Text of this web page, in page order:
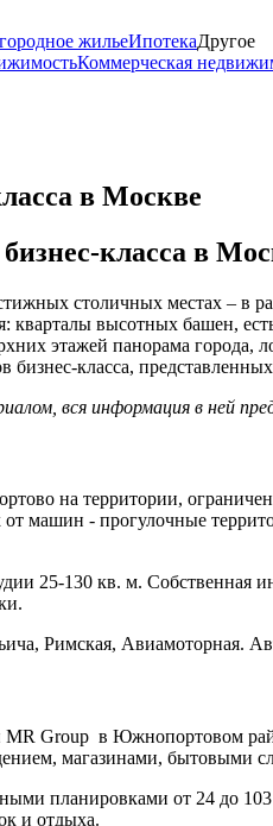
жильеИпотекаДругое
Коммерческая
в Москве
класса в
столичных местах – в
высотных башен,
этажей панорама города,
класса,
вся информация в ней
на территории,
машин - прогулочные
25-130 кв. м.
Римская, Авиамоторная.
MR Group в Южнопортовом
магазинами, бытовыми
планировками от 24 до
и отдыха.